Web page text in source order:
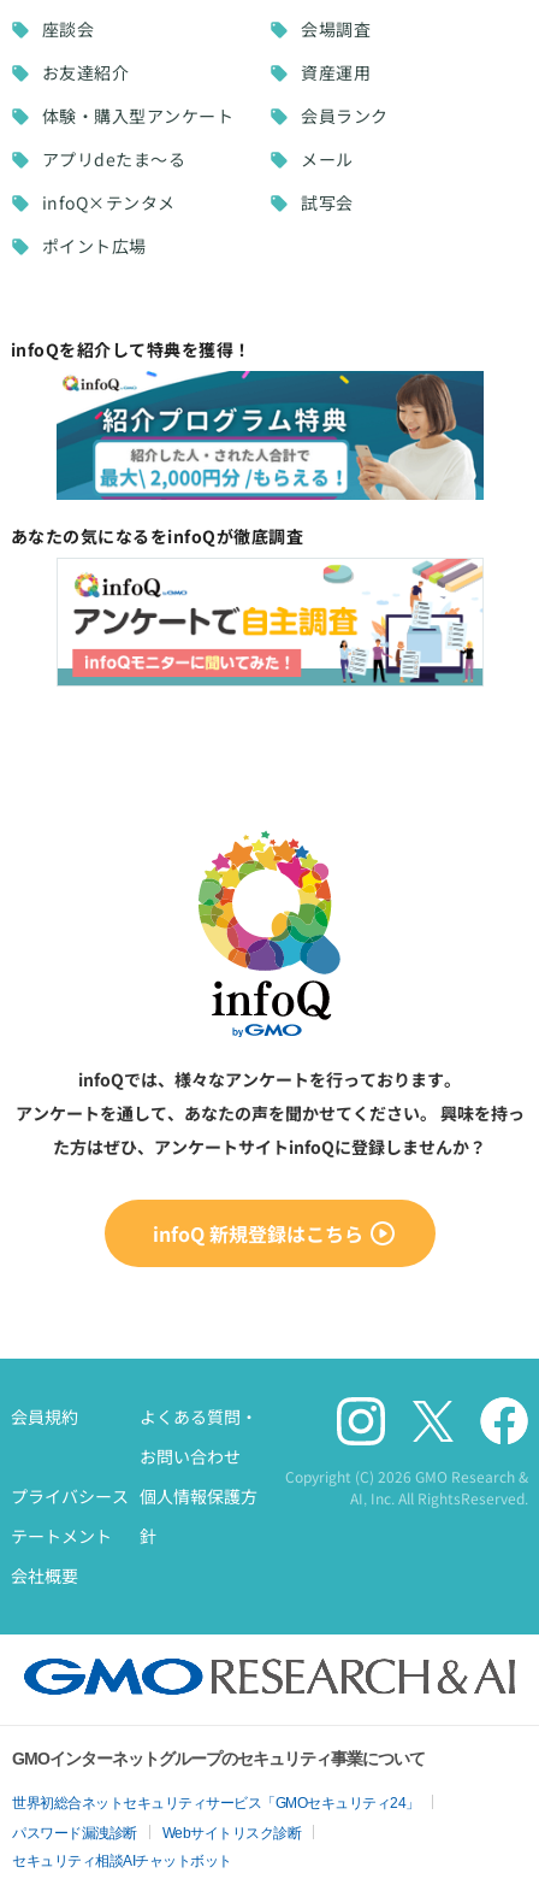
座談会
会場調査
お友達紹介
資産運用
体験・購入型アンケート
会員ランク
アプリdeたま～る
メール
infoQ×テンタメ
試写会
ポイント広場
infoQを紹介して特典を獲得！
あなたの気になるをinfoQが徹底調査
infoQでは、様々なアンケートを行っております。
アンケートを通して、あなたの声を聞かせてください。 興味を持っ
た方はぜひ、アンケートサイトinfoQに登録しませんか？
infoQ 新規登録はこちら
会員規約
よくある質問・
お問い合わせ
プライバシース
テートメント
個人情報保護方
針
会社概要
Copyright (C)2026 GMO Research &
AI, Inc. All RightsReserved.
GMOインターネットグループのセキュリティ事業について
世界初総合ネットセキュリティサービス「GMOセキュリティ24」
パスワード漏洩診断
Webサイトリスク診断
セキュリティ相談AIチャットボット